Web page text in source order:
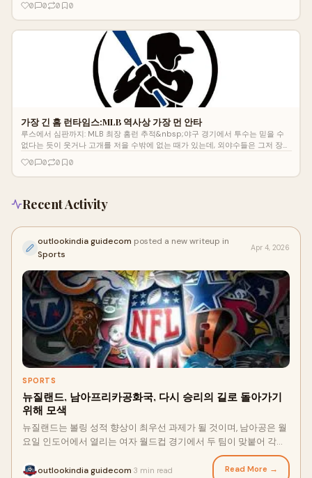
영역의 양도 각 공원마다 다릅니다.&nbsp;탬...
0 0 0 0
가장 긴 홈 런타임스:MLB 역사상 가장 먼 안타
루스에서 심판까지: MLB 최장 홈런 추적&nbsp;야구 경기에서 투수는 믿을 수
없다는 듯이 웃거나 고개를 저을 수밖에 없는 때가 있는데, 외야수들은 그저 장엄
던 곳으로 갑니다.&nbsp;요즘 모든 공...
0 0 0 0
Recent Activity
outlookindia guidecom posted a new writeup in
Sports
Apr 4, 2026
SPORTS
뉴질랜드, 남아프리카공화국, 다시 승리의 길로 돌아가기
위해 모색
뉴질랜드는 볼링 성적 향상이 최우선 과제가 될 것이며, 남아공은 월
요일 인도어에서 열리는 여자 월드컵 경기에서 두 팀이 맞붙어 각각
개막전에서 참패한 아쉬움을 떨쳐내기 위해 타격 폼을 다듬는 것을
목표로 할 것입니다. 디펜딩 챔피언 호주가 트랜스 태즈먼 라이벌 관
outlookindia guidecom 3 min read Read More →